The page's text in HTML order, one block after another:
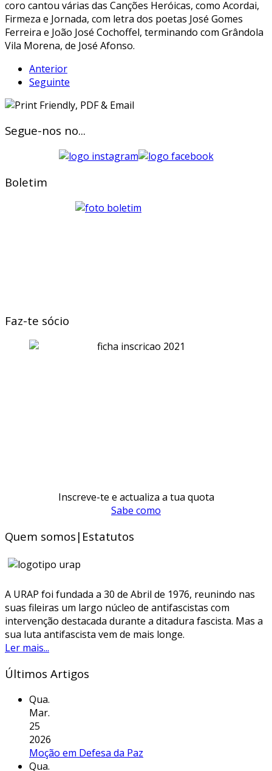
coro cantou várias das Canções Heróicas, como Acordai,
Firmeza e Jornada, com letra dos poetas José Gomes
Ferreira e João José Cochoffel, terminando com Grândola
Vila Morena, de José Afonso.
Anterior
Seguinte
Segue-nos no...
Boletim
Faz-te sócio
Inscreve-te e actualiza a tua quota
Sabe como
Quem somos|Estatutos
A URAP foi fundada a 30 de Abril de 1976, reunindo nas
suas fileiras um largo núcleo de antifascistas com
intervenção destacada durante a ditadura fascista. Mas a
sua luta antifascista vem de mais longe.
Ler mais...
Últimos Artigos
Qua.
Mar.
25
2026
Moção em Defesa da Paz
Qua.